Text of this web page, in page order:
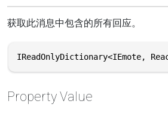
获取此消息中包含的所有回应。
IReadOnlyDictionary<IEmote,
Property Value